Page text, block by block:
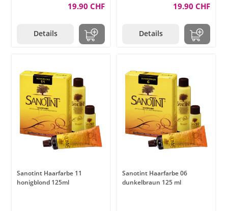
19.90 CHF
Details
19.90 CHF
Details
Sanotint Haarfarbe 11
honigblond 125ml
Sanotint Haarfarbe 06
dunkelbraun 125 ml